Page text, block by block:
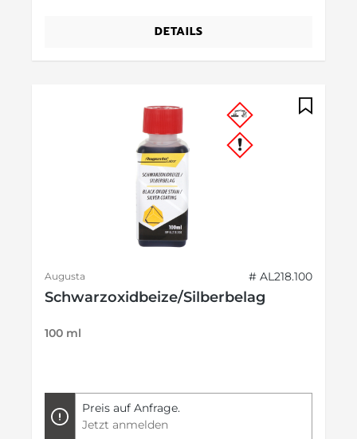
DETAILS
Augusta # AL218.100
Schwarzoxidbeize/Silberbelag
100 ml
Preis auf Anfrage.
Jetzt anmelden